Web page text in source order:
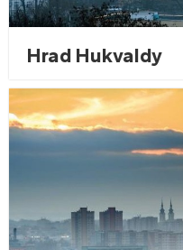
Hrad Hukvaldy